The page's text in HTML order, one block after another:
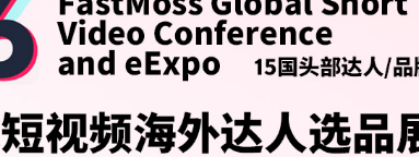
参展流程
我要参展
往届展商